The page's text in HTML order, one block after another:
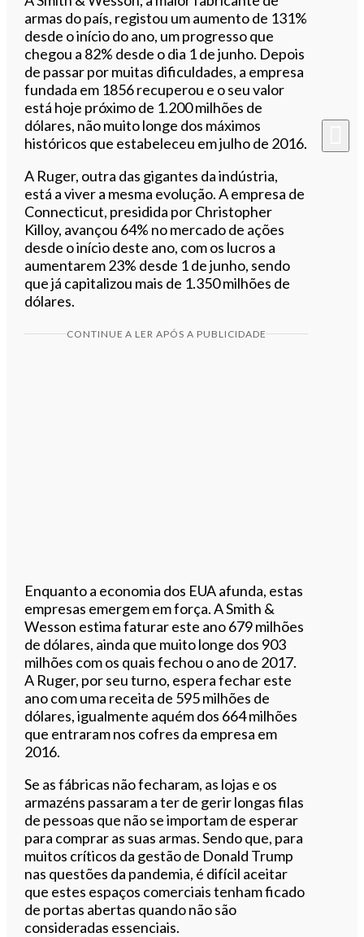
armas do país, registou um aumento de 131%
desde o início do ano, um progresso que
chegou a 82% desde o dia 1 de junho. Depois
de passar por muitas dificuldades, a empresa
fundada em 1856 recuperou e o seu valor
está hoje próximo de 1.200 milhões de
dólares, não muito longe dos máximos
históricos que estabeleceu em julho de 2016.
A Ruger, outra das gigantes da indústria,
está a viver a mesma evolução. A empresa de
Connecticut, presidida por Christopher
Killoy, avançou 64% no mercado de ações
desde o início deste ano, com os lucros a
aumentarem 23% desde 1 de junho, sendo
que já capitalizou mais de 1.350 milhões de
dólares.
CONTINUE A LER APÓS A PUBLICIDADE
Enquanto a economia dos EUA afunda, estas
empresas emergem em força. A Smith &
Wesson estima faturar este ano 679 milhões
de dólares, ainda que muito longe dos 903
milhões com os quais fechou o ano de 2017.
A Ruger, por seu turno, espera fechar este
ano com uma receita de 595 milhões de
dólares, igualmente aquém dos 664 milhões
que entraram nos cofres da empresa em
2016.
Se as fábricas não fecharam, as lojas e os
armazéns passaram a ter de gerir longas filas
de pessoas que não se importam de esperar
para comprar as suas armas. Sendo que, para
muitos críticos da gestão de Donald Trump
nas questões da pandemia, é difícil aceitar
que estes espaços comerciais tenham ficado
de portas abertas quando não são
consideradas essenciais.